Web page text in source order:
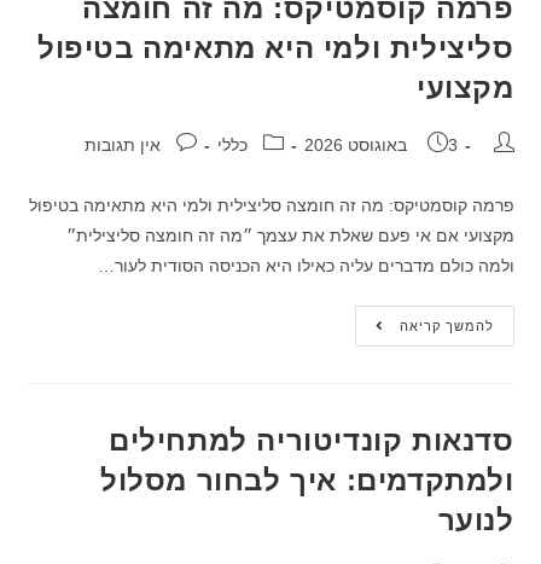
פרמה קוסמטיקס: מה זה חומצה
סליצילית ולמי היא מתאימה בטיפול
מקצועי
3 באוגוסט 2026 כללי אין תגובות
פרמה קוסמטיקס: מה זה חומצה סליצילית ולמי היא מתאימה בטיפול
מקצועי אם אי פעם שאלת את עצמך ״מה זה חומצה סליצילית״
ולמה כולם מדברים עליה כאילו היא הכניסה הסודית לעור…
להמשך קריאה
סדנאות קונדיטוריה למתחילים
ולמתקדמים: איך לבחור מסלול
לנוער